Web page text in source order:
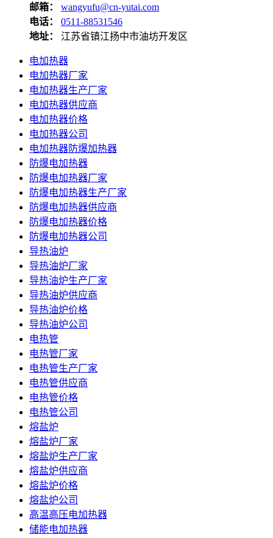
邮箱：
wangyufu@cn-yutai.com
电话：
0511-88531546
地址：
江苏省镇江扬中市油坊开发区
电加热器
电加热器厂家
电加热器生产厂家
电加热器供应商
电加热器价格
电加热器公司
电加热器防爆加热器
防爆电加热器
防爆电加热器厂家
防爆电加热器生产厂家
防爆电加热器供应商
防爆电加热器价格
防爆电加热器公司
导热油炉
导热油炉厂家
导热油炉生产厂家
导热油炉供应商
导热油炉价格
导热油炉公司
电热管
电热管厂家
电热管生产厂家
电热管供应商
电热管价格
电热管公司
熔盐炉
熔盐炉厂家
熔盐炉生产厂家
熔盐炉供应商
熔盐炉价格
熔盐炉公司
高温高压电加热器
储能电加热器